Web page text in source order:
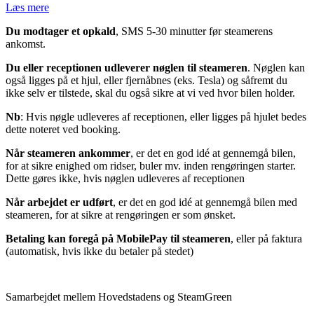
Læs mere
Du modtager et opkald, SMS 5-30 minutter før steamerens
ankomst.
Du eller receptionen udleverer nøglen til steameren. Nøglen kan
også ligges på et hjul, eller fjernåbnes (eks. Tesla) og såfremt du
ikke selv er tilstede, skal du også sikre at vi ved hvor bilen holder.
Nb: Hvis nøgle udleveres af receptionen, eller ligges på hjulet bedes
dette noteret ved booking.
Når steameren ankommer, er det en god idé at gennemgå bilen,
for at sikre enighed om ridser, buler mv. inden rengøringen starter.
Dette gøres ikke, hvis nøglen udleveres af receptionen
Når arbejdet er udført, er det en god idé at gennemgå bilen med
steameren, for at sikre at rengøringen er som ønsket.
Betaling kan foregå på MobilePay til steameren, eller på faktura
(automatisk, hvis ikke du betaler på stedet)
Samarbejdet mellem Hovedstadens og SteamGreen